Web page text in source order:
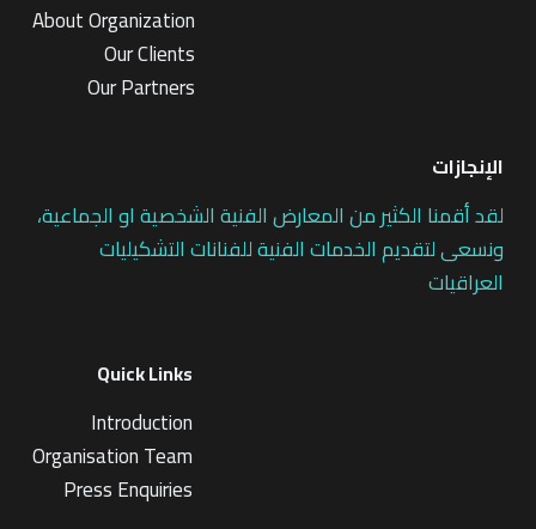
About Organization
Our Clients
Our Partners
الإنجازات
لقد أقمنا الكثير من المعارض الفنية الشخصية او الجماعية،
ونسعى لتقديم الخدمات الفنية للفنانات التشكيليات
العراقيات
Quick Links
Introduction
Organisation Team
Press Enquiries